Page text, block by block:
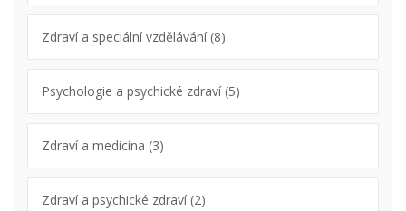
Zdraví a speciální vzdělávání(8)
Psychologie a psychické zdraví(5)
Zdraví a medicína (3)
Zdraví a psychické zdraví(2)